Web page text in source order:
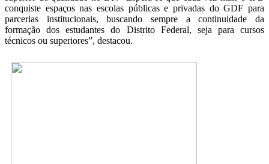
conquiste espaços nas escolas públicas e privadas do GDF para
parcerias institucionais, buscando sempre a continuidade da
formação dos estudantes do Distrito Federal, seja para cursos
técnicos ou superiores”, destacou.